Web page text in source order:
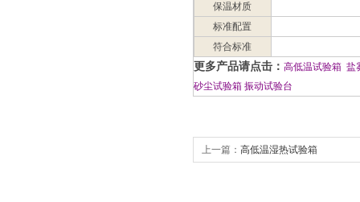
保温材质
标准配置
符合标准
更多产品请点击： 高低温试验箱 盐
砂尘试验箱 振动试验台
上一篇： 高低温湿热试验箱